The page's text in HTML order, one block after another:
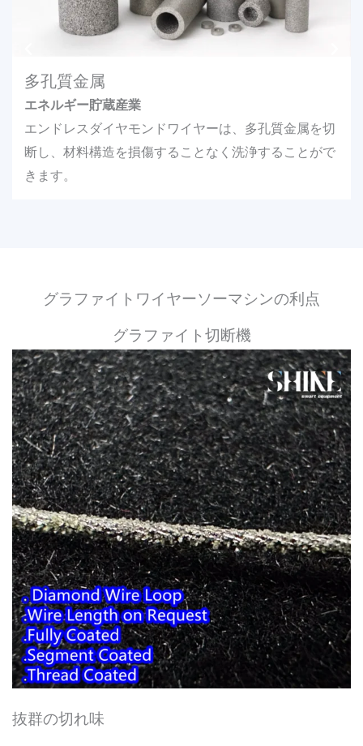
多孔質金属
エネルギー貯蔵産業
エンドレスダイヤモンドワイヤーは、多孔質金属を切
断し、材料構造を損傷することなく洗浄することがで
きます。
グラファイトワイヤーソーマシンの利点
グラファイト切断機
抜群の切れ味